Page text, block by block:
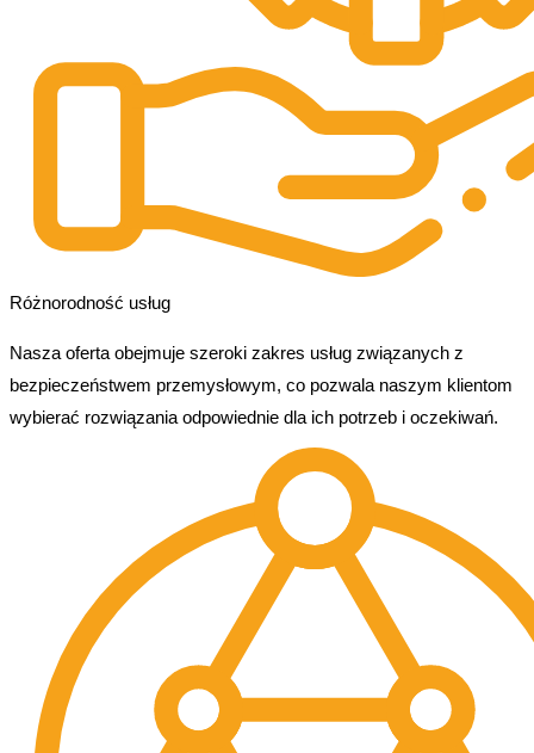
Różnorodność usług
Nasza oferta obejmuje szeroki zakres usług związanych z
bezpieczeństwem przemysłowym, co pozwala naszym klientom
wybierać rozwiązania odpowiednie dla ich potrzeb i oczekiwań.